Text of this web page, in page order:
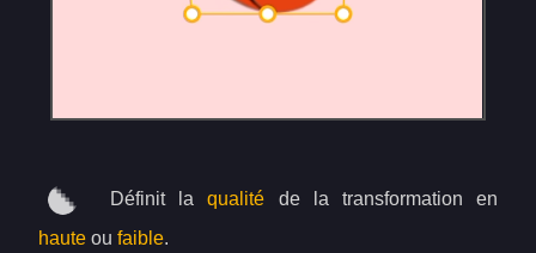
Définit laqualité de la transformation en
haute oufaible.